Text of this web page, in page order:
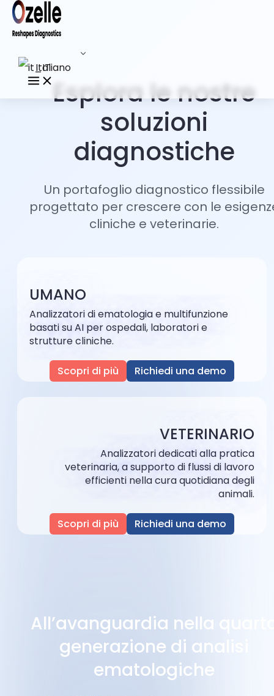
Italiano
Esplora le nostre
soluzioni
diagnostiche
Un portafoglio diagnostico flessibile
progettato per crescere con le
cliniche e veterinarie.
UMANO
Analizzatori di ematologia e multifunzione
basati su AI per ospedali, laboratori e
strutture cliniche.
Scopri di più Richiedi una demo
VETERINARIO
Analizzatori dedicati alla pratica
veterinaria, a supporto di flussi di lavoro
efficienti nella cura quotidiana degli
animali.
Scopri di più Richiedi una demo
All’avanguardia nella
generazione di analisi
ematologiche